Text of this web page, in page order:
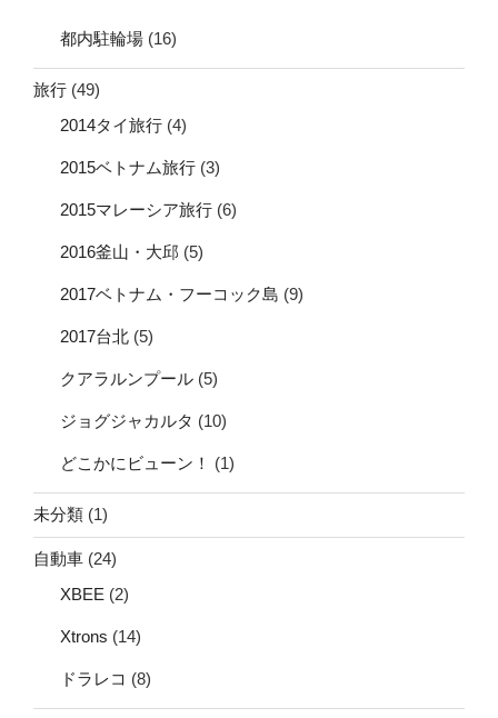
都内駐輪場 (16)
旅行 (49)
2014タイ旅行 (4)
2015ベトナム旅行 (3)
2015マレーシア旅行 (6)
2016釜山・大邱 (5)
2017ベトナム・フーコック島 (9)
2017台北 (5)
クアラルンプール (5)
ジョグジャカルタ (10)
どこかにビューン！ (1)
未分類 (1)
自動車 (24)
XBEE (2)
Xtrons (14)
ドラレコ (8)